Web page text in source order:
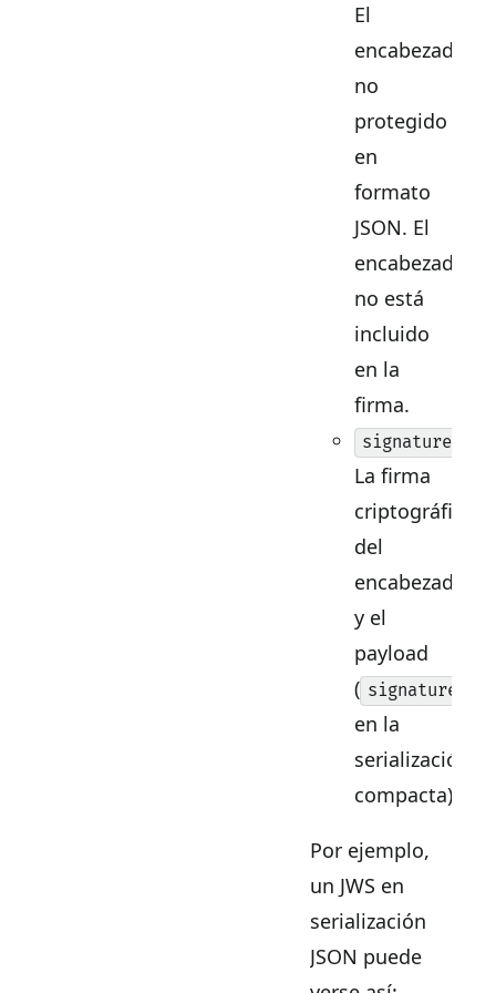
El
encabezado
no
protegido
en
formato
JSON. El
encabezado
no está
incluido
en la
firma.
signature
La firma
criptográfica
del
encabezado
y el
payload
( signature
en la
serialización
compacta).
Por ejemplo,
un JWS en
serialización
JSON puede